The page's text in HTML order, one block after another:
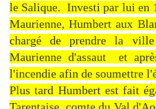
le Salique. Investi par lui en
Maurienne, Humbert aux
chargé de prendre la
Maurienne d'assaut et
l'incendie afin de soumettre
Plus tard Humbert est fait